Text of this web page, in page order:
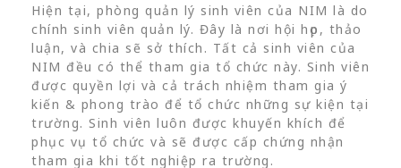
Hiện tại, phòng quản lý sinh viên của NIM là do
chính sinh viên quản lý. Đây là nơi hội họp, thảo
luận, và chia sẽ sở thích. Tất cả sinh viên của
NIM đều có thể tham gia tổ chức này. Sinh viên
được quyền lợi và cả trách nhiệm tham gia ý
kiến & phong trào để tổ chức những sự kiện tại
trường. Sinh viên luôn được khuyến khích để
phục vụ tổ chức và sẽ được cấp chứng nhận
tham gia khi tốt nghiệp ra trường.